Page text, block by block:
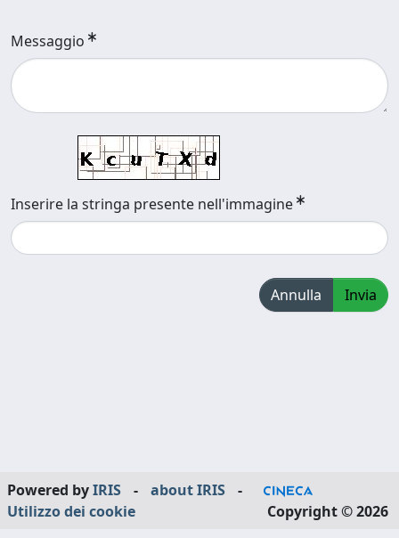
Messaggio
Inserire la stringa presente nell'immagine
Annulla Invia
Powered byIRIS - about IRIS
-
Utilizzo dei cookie
Copyright © 2026